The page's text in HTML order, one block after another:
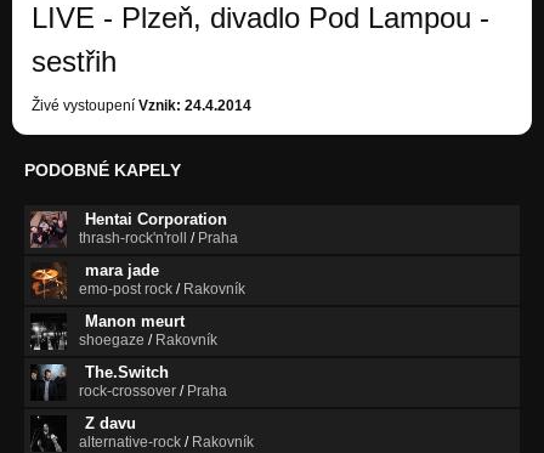
LIVE - Plzeň, divadlo Pod Lampou -
sestřih
Živé vystoupení Vznik: 24.4.2014
PODOBNÉ KAPELY
Hentai Corporation
thrash-rock'n'roll / Praha
mara jade
emo-post rock / Rakovník
Manon meurt
shoegaze / Rakovník
The.Switch
rock-crossover / Praha
Z davu
alternative-rock / Rakovník